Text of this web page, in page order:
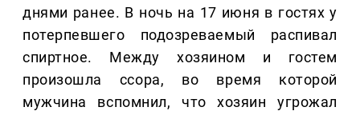
днями ранее. В ночь на 17 июня в гостях у
потерпевшего подозреваемый распивал
спиртное. Между хозяином и гостем
произошла ссора, во время которой
мужчина вспомнил, что хозяин угрожал